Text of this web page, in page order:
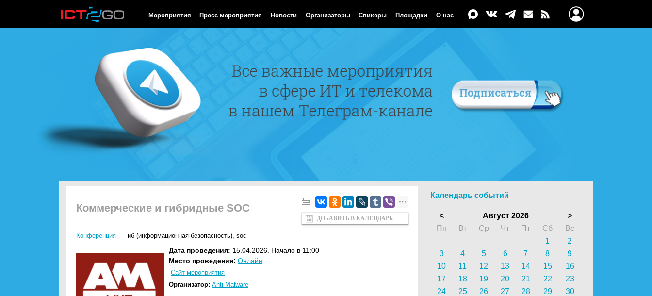
Мероприятия Пресс-мероприятия Новости Организаторы Спикеры Площадки О нас
Коммерческие и гибридные SOC
ДОБАВИТЬ В КАЛЕНДАРЬ
Конференция иб (информационная безопасность), soc
Дата проведения: 15.04.2026. Начало в 11:00
Место проведения: Онлайн
Сайт мероприятия
Организатор: Anti-Malware
Календарь событий
< Август 2026
>
Пн
Вт Ср Чт Пт Сб
Вс
1
2
3
4 5 6 7 8
9
10
11 12 13 14 15
16
17
18 19 20 21 22
23
24
25 26 27 28 29
30